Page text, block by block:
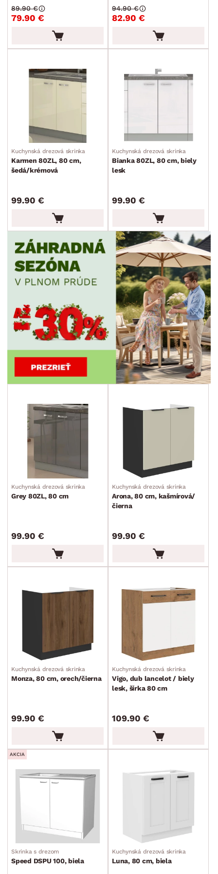
Príslušenstvo ku skrinkám
Kúpeľňové skrinky
Periňáky
Bytové doplnky
Sedacie súpravy a pohovky
Zostavy a steny
Drobný nábytok
Spotrebiče
FARBA
DEKOR
min. cm max. cm
min. cm max. cm
min. cm max. cm
MATERIÁL
FUNKCIE
POVRCHOVÁ ÚPRAVA
ŠTÝL
MIESTNOSŤ
SKLADOVOSŤ
79.90 €
89.90 €
82.90 €
94.90 €
Kuchynská drezová skrinka
Karmen 80ZL, 80 cm,
šedá/krémová
99.90 €
Kuchynská drezová skrinka
Bianka 80ZL, 80 cm, biely
lesk
99.90 €
Kuchynská drezová skrinka
Grey 80ZL, 80 cm
99.90 €
Kuchynská drezová skrinka
Arona, 80 cm, kašmírová/
čierna
99.90 €
Kuchynská drezová skrinka
Monza, 80 cm, orech/čierna
99.90 €
Kuchynská drezová skrinka
Vigo, dub lancelot / biely
lesk, šírka 80 cm
109.90 €
AKCIA
Skrinka s drezom
Speed DSPU 100, biela
Kuchynská drezová skrinka
Luna, 80 cm, biela